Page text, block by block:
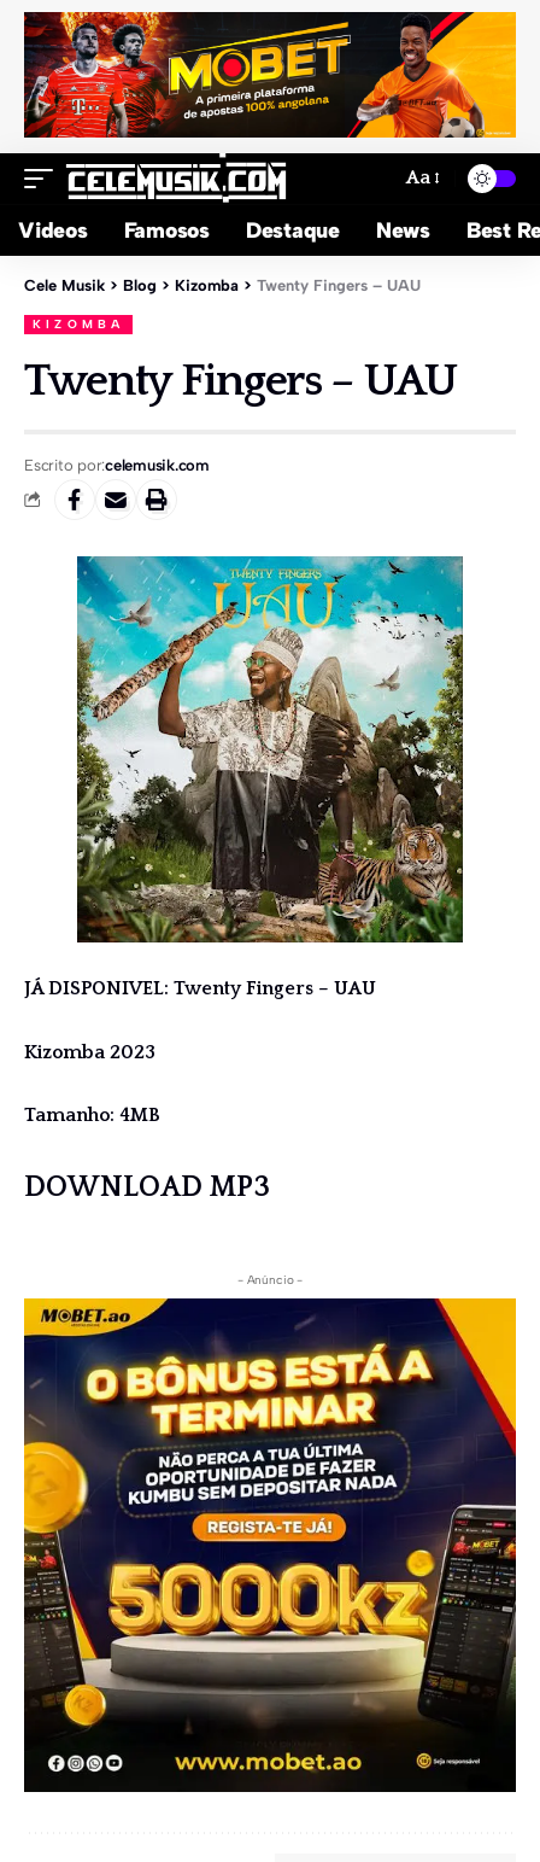
Aa
Videos Famosos Destaque News Best
Cele Musik > Blog > Kizomba > Twenty Fingers – UAU
KIZOMBA
Twenty Fingers – UAU
Escrito por:celemusik.com
JÁ DISPONIVEL: Twenty Fingers – UAU
Kizomba 2023
Tamanho: 4MB
DOWNLOAD MP3
- Anúncio -